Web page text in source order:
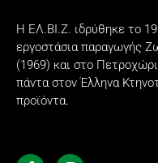
Η ΕΛ.ΒΙ.Ζ. ιδρύθηκε το
εργοστάσια παραγωγής
(1969) και στο
πάντα στον Έλληνα
προϊόντα.